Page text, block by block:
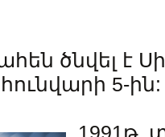
ծնվել է
5-ին:
1991թ.